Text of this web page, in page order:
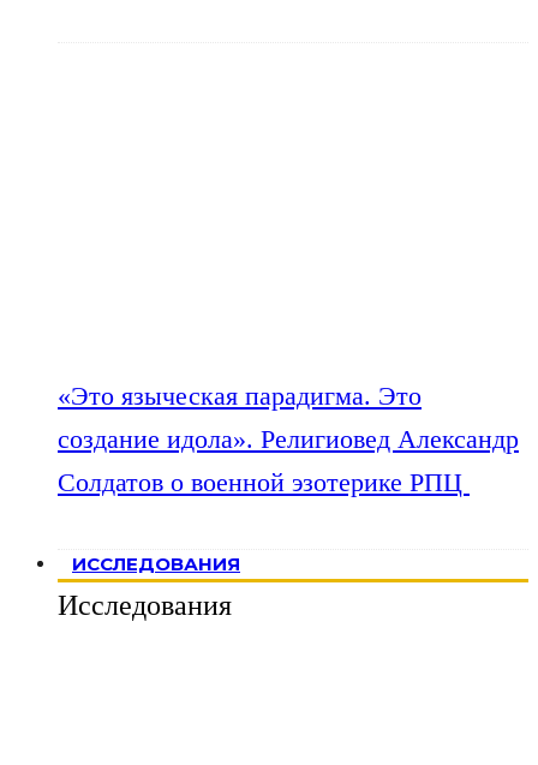
«Это языческая парадигма. Это
создание идола». Религиовед Александр
Солдатов о военной эзотерике РПЦ
ИССЛЕДОВАНИЯ
Исследования